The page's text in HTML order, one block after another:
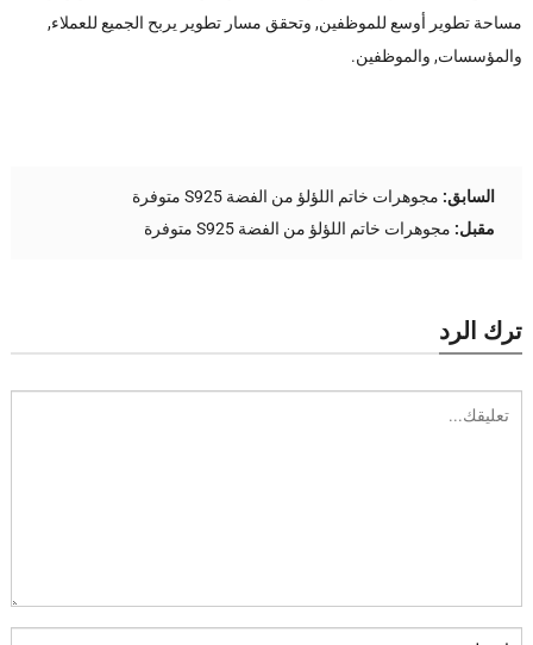
مساحة تطوير أوسع للموظفين, وتحقق مسار تطوير يربح الجميع للعملاء,
والمؤسسات, والموظفين.
السابق: مجوهرات خاتم اللؤلؤ من الفضة S925 متوفرة
مقبل: مجوهرات خاتم اللؤلؤ من الفضة S925 متوفرة
ترك الرد